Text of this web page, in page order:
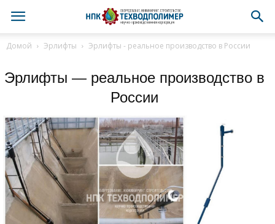
Домой Эрлифты Эрлифты - реальное производство в России
Эрлифты — реальное производство в
России